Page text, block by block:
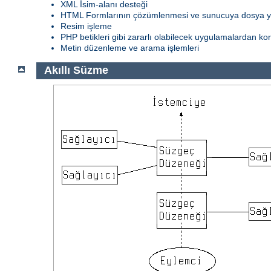
XML İsim-alanı desteği
HTML Formlarının çözümlenmesi ve sunucuya dosya
Resim işleme
PHP betikleri gibi zararlı olabilecek uygulamalardan
Metin düzenleme ve arama işlemleri
Akıllı Süzme